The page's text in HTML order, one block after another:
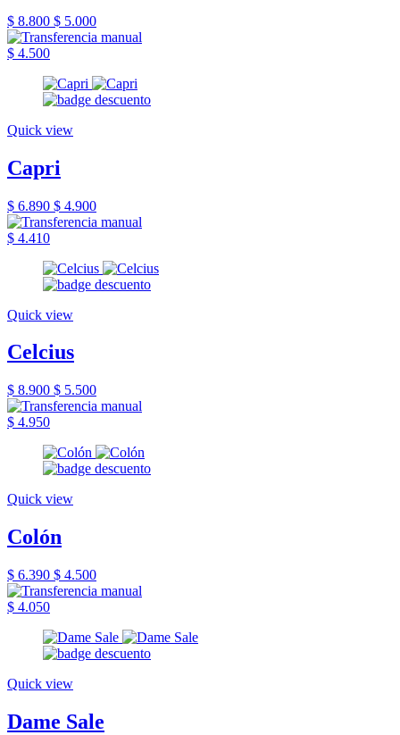
$ 8.800 $ 5.000
$ 4.500
Quick view
Capri
$ 6.890 $ 4.900
$ 4.410
Quick view
Celcius
$ 8.900 $ 5.500
$ 4.950
Quick view
Colón
$ 6.390 $ 4.500
$ 4.050
Quick view
Dame Sale